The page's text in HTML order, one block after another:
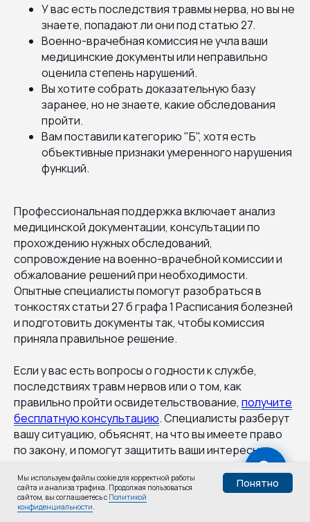
Пройти тест
Узнай,
годен ли ты:
У вас есть последствия травмы нерва, но вы не
знаете, попадают ли они под статью 27.
Военно-врачебная комиссия не учла ваши
медицинские документы или неправильно
оценила степень нарушений.
Вы хотите собрать доказательную базу
заранее, но не знаете, какие обследования
пройти.
Вам поставили категорию "Б", хотя есть
объективные признаки умеренного нарушения
функций.
Профессиональная поддержка включает анализ
медицинской документации, консультации по
прохождению нужных обследований,
сопровождение на военно-врачебной комиссии и
обжалование решений при необходимости.
Опытные специалисты помогут разобраться в
тонкостях статьи 27 б графа 1 Расписания болезней
и подготовить документы так, чтобы комиссия
приняла правильное решение.
Если у вас есть вопросы о годности к службе,
последствиях травм нервов или о том, как
правильно пройти освидетельствование, получите
бесплатную консультацию. Специалисты разберут
вашу ситуацию, объяснят, на что вы имеете право
по закону, и помогут защитить ваши интересы.
Мы используем файлы cookie для корректной работы
сайта и анализа трафика. Продолжая пользоваться
сайтом, вы соглашаетесь с Политикой
конфиденциальности.
Понятно